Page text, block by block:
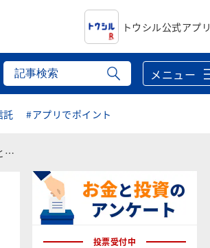
トウシル公式アプリ
メニュー
託 #アプリでポイント
投票受付中